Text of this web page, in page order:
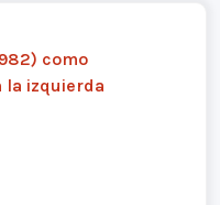
como
la izquierda